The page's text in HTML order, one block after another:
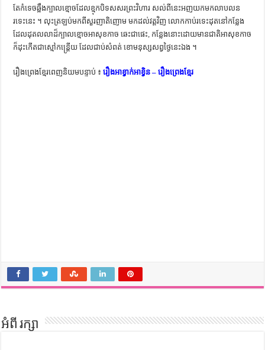
តែ​កំទេច​ឆ្អឹង​ក្បាល​ខ្មោច​ដែល​ខ្មុក​បិទ​សសរ​ព្រះ​វិហារ​ សល់​ពី​នេះ​អញ​យក​មក​លាប​លន​
រទេះ​នេះ ។ លុះ​ត្រឡប់​មក​ពី​សួរ​ញាតិ​ញោម​ មក​ដល់​វត្ត​វិញ​ លោក​កាប់​រទេះ​ដុត​នៅ​កន្លែង​
ដែល​ដុត​លលាដ៏​ក្បាល​ខ្មោច​អា​សុខ​កាច​ ឆេះ​ជា​ផេះ, កន្លែង​នោះ​ដោយ​មាន​ជាតិ​អា​សុខ​កាច​
ក៏​ដុះ​កើត​ជា​ស្មៅ​កន្រ្តើយ​ ដែល​ជាប់​សំពត់​ ខោ​មនុស្ស​សព្វ​ថ្ងៃ​នេះ​ឯង ។
រឿងព្រេងខ្មែរពេញនិយមបន្ទាប់ ៖រឿងអាខ្វាក់អាខ្វិន – រឿងព្រេងខ្មែរ
អំពី រក្សា